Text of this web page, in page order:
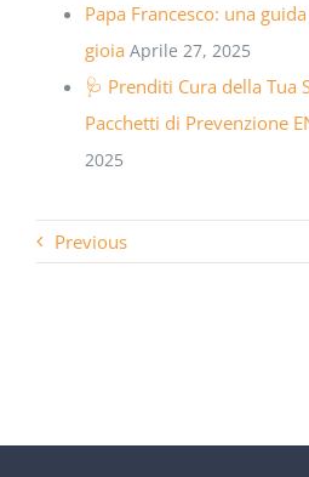
Papa Francesco: una
gioia Aprile 27, 2025
🩺 Prenditi Cura della Tua
Pacchetti di Prevenzione
2025
Previous